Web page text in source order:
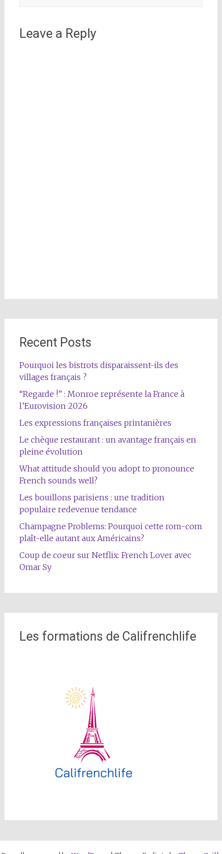
Leave a Reply
Recent Posts
Pourquoi les bistrots disparaissent-ils des
villages français ?
“Regarde !” : Monroe représente la France à
l’Eurovision 2026
Les expressions françaises printanières
Le chèque restaurant : un avantage français en
pleine évolution
What attitude should you adopt to pronounce
French sounds well?
Les bouillons parisiens : une tradition
populaire redevenue tendance
Champagne Problems: Pourquoi cette rom-com
plaît-elle autant aux Américains?
Coup de coeur sur Netflix: French Lover avec
Omar Sy
Les formations de Califrenchlife